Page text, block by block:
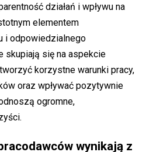
działań i wpływu na
elementem
i odpowiedzialnego
skupiają się na aspekcie
korzystne warunki pracy,
oraz wpływać pozytywnie
ogromne,
wynikają z